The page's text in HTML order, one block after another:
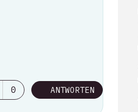
0 ANTWORTEN